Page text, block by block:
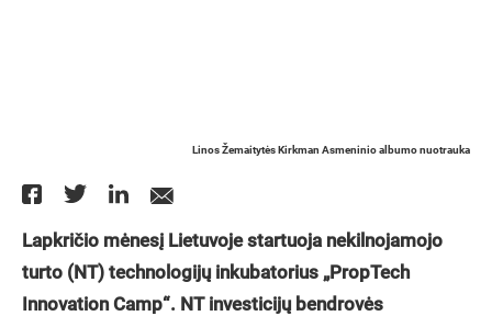
Linos Žemaitytės Kirkman Asmeninio albumo nuotrauka
Lapkričio mėnesį Lietuvoje startuoja nekilnojamojo
turto (NT) technologijų inkubatorius „PropTech
Innovation Camp“. NT investicijų bendrovės